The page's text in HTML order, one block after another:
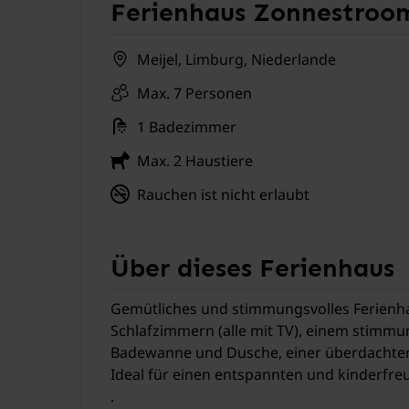
Ferienhaus
Meijel, Limburg, Niederlande
Max. 7 Personen
1 Badezimmer
Max. 2 Haustiere
Rauchen ist nicht erlaubt
Über dieses Ferienhaus
Gemütliches und stimmungsvolles
Schlafzimmern (alle mit TV), einem
Badewanne und Dusche, einer
Ideal für einen entspannten und
.